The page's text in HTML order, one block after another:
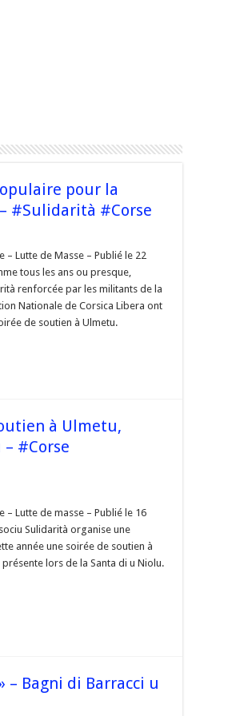
pour la
#Sulidarità #Corse
– Lutte de Masse – Publié le 22
tous les ans ou presque,
renforcée par les militants de la
Nationale de Corsica Libera ont
de soutien à Ulmetu.
à Ulmetu,
#Corse
– Lutte de masse – Publié le 16
Sulidarità organise une
année une soirée de soutien à
présente lors de la Santa di u Niolu.
Bagni di Barracci u